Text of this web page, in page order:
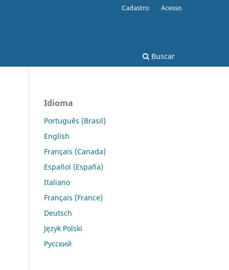
Buscar
Cadastro Acesso
Idioma
Português (Brasil)
English
Français (Canada)
Español (España)
Italiano
Français (France)
Deutsch
Język Polski
Русский